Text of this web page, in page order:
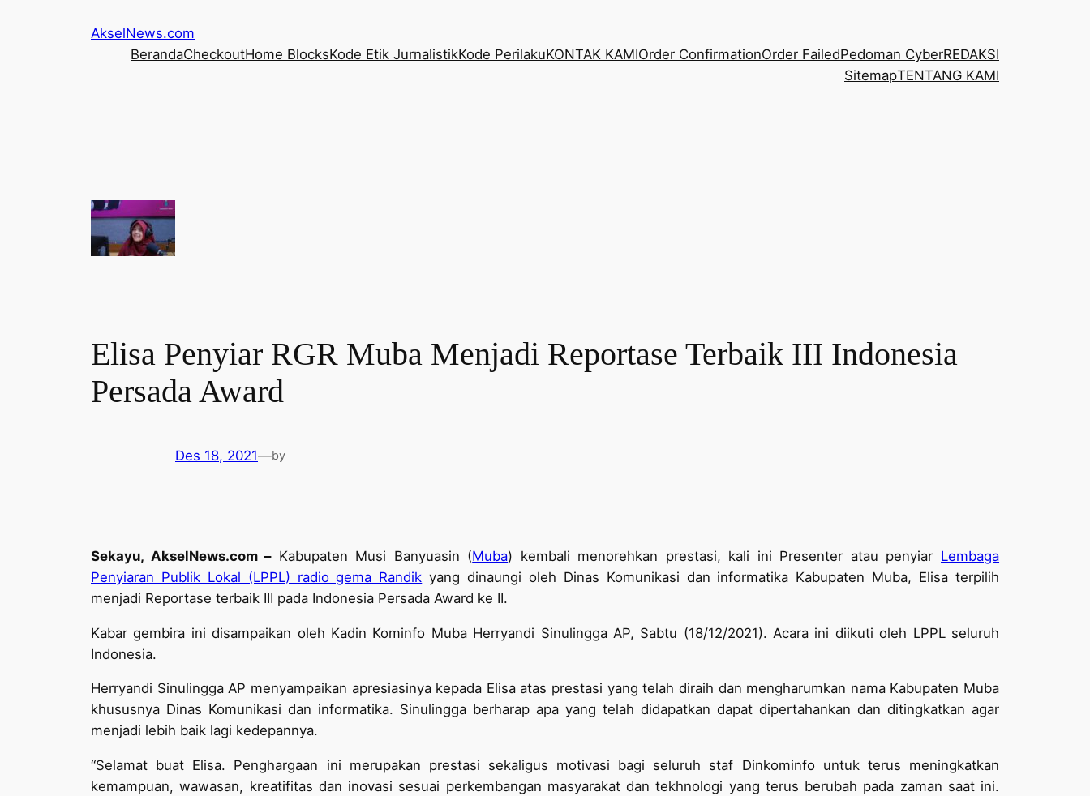
AkselNews.com
BerandaCheckoutHome BlocksKode Etik JurnalistikKode PerilakuKONTAK KAMIOrder ConfirmationOrder FailedPedoman CyberREDAKSI
SitemapTENTANG KAMI
Elisa Penyiar RGR Muba Menjadi Reportase Terbaik III Indonesia
Persada Award
Des 18, 2021—by
Sekayu, AkselNews.com –Kabupaten Musi Banyuasin (Muba) kembali menorehkan prestasi, kali ini Presenter atau penyiar Lembaga
Penyiaran Publik Lokal (LPPL) radio gema Randik yang dinaungi oleh Dinas Komunikasi dan informatika Kabupaten Muba, Elisa terpilih
menjadi Reportase terbaik III pada Indonesia Persada Award ke II.
Kabar gembira ini disampaikan oleh Kadin Kominfo Muba Herryandi Sinulingga AP, Sabtu (18/12/2021). Acara ini diikuti oleh LPPL seluruh
Indonesia.
Herryandi Sinulingga AP menyampaikan apresiasinya kepada Elisa atas prestasi yang telah diraih dan mengharumkan nama Kabupaten Muba
khususnya Dinas Komunikasi dan informatika. Sinulingga berharap apa yang telah didapatkan dapat dipertahankan dan ditingkatkan agar
menjadi lebih baik lagi kedepannya.
“Selamat buat Elisa. Penghargaan ini merupakan prestasi sekaligus motivasi bagi seluruh staf Dinkominfo untuk terus meningkatkan
kemampuan, wawasan, kreatifitas dan inovasi sesuai perkembangan masyarakat dan tekhnologi yang terus berubah pada zaman saat ini.